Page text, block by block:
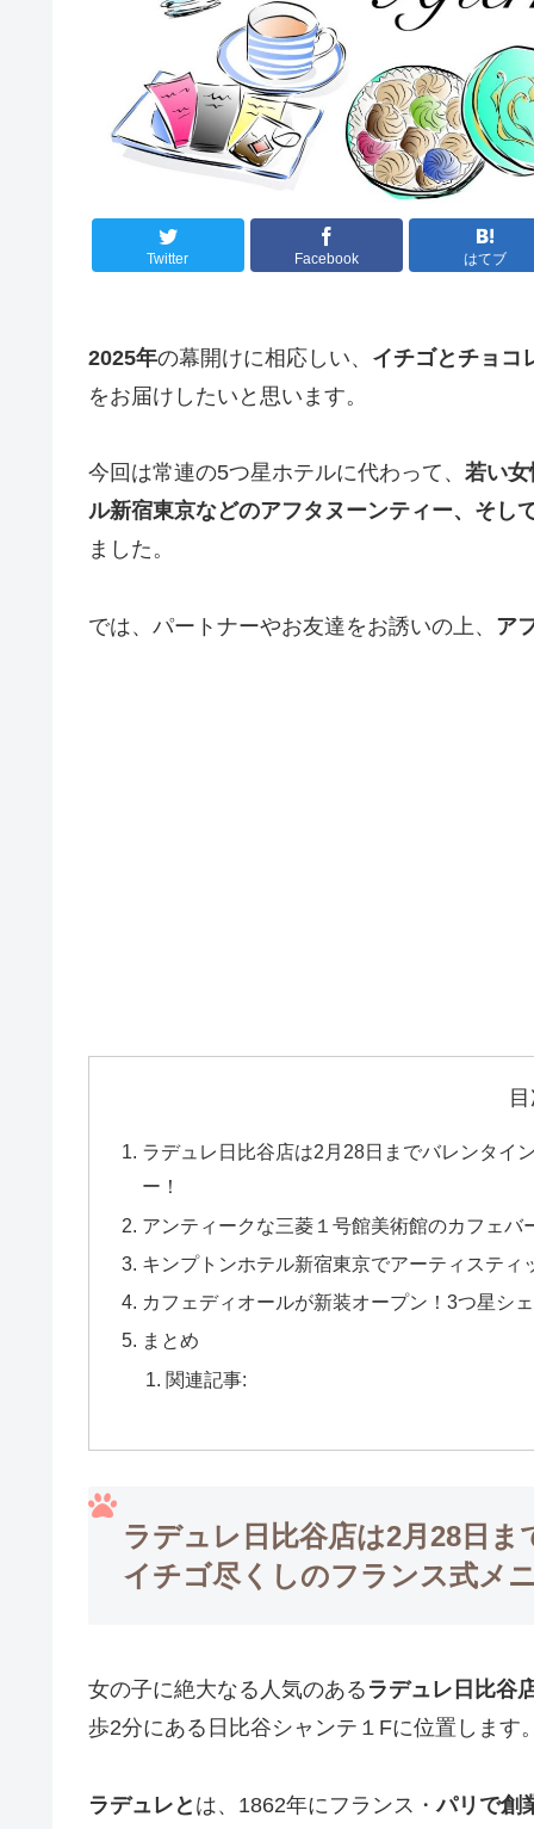
Twitter Facebook はてブ
2025年の幕開けに相応しい、 イチゴとチョコ
をお届けしたいと思います。
今回は常連の5つ星ホテルに代わって、 若い
ル新宿東京などのアフタヌーンティー、そし
ました。
では、パートナーやお友達をお誘いの上、 ア
ラデュレ日比谷店は2月28日までバレンタイ
ー！
アンティークな三菱１号館美術館のカフェ
キンプトンホテル新宿東京でアーティステ
カフェディオールが新装オープン！3つ星シ
まとめ
関連記事:
ラデュレ日比谷店は2月28日
イチゴ尽くしのフランス式メ
女の子に絶大なる人気のある ラデュレ日比谷
歩2分にある日比谷シャンテ１Fに位置します
ラデュレと は、1862年にフランス・パリで創